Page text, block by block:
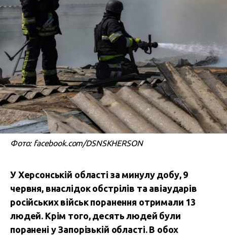
Фото: facebook.com/DSNSKHERSON
У Херсонській області за минулу добу, 9
червня, внаслідок обстрілів та авіаударів
російських військ поранення отримали 13
людей. Крім того, десять людей були
поранені у Запорізькій області. В обох